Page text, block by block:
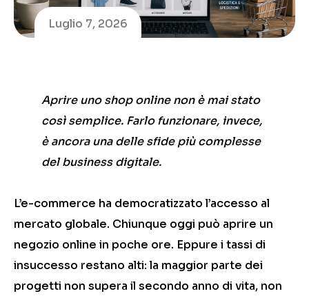
Luglio 7, 2026
Aprire uno shop online non è mai stato
così semplice. Farlo funzionare, invece,
è ancora una delle sfide più complesse
del business digitale.
L’e-commerce ha democratizzato l’accesso al
mercato globale. Chiunque oggi può aprire un
negozio online in poche ore. Eppure i tassi di
insuccesso restano alti: la maggior parte dei
progetti non supera il secondo anno di vita, non